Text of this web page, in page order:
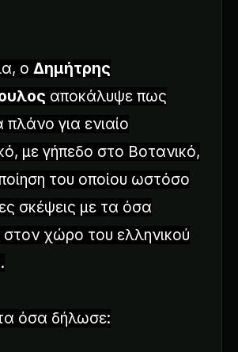
ο Δημήτρης
αποκάλυψε πως
πλάνο για ενιαίο
με γήπεδο στο Βοτανικό,
του οποίου ωστόσο
σκέψεις με τα όσα
στον χώρο του ελληνικού
όσα δήλωσε: